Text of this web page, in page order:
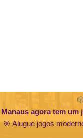
Manaus agora tem
🎯 Alugue jogos